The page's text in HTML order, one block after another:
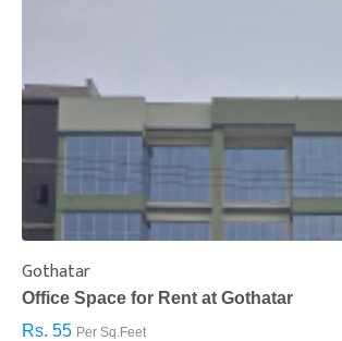
Gothatar
Office Space for Rent at Gothatar
Rs. 55 Per Sq.Feet